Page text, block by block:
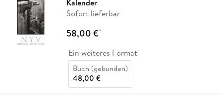
Kalender
Sofort lieferbar
58,00 €*
Ein weiteres Format
Buch (gebunden)
48,00 €